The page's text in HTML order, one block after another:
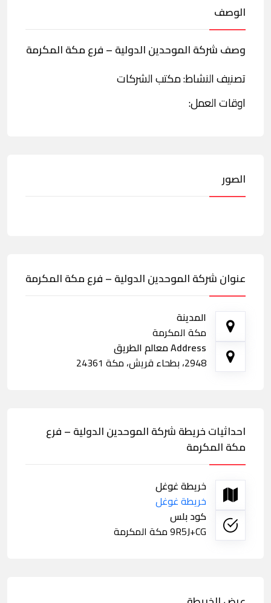
الوصف
وصف شركة الموحدين الدولية – فرع مكة المكرمة
تصنيف النشاط: مكتب الشركات
اوقات العمل:
الصور
عنوان شركة الموحدين الدولية – فرع مكة المكرمة
المدينة
مكة المكرمة
Address معالم الطريق
2948، بطحاء قريش، مكة 24361
احداثيات خريطة شركة الموحدين الدولية – فرع
مكة المكرمة
خريطة غوغل
خريطة غوغل
كود بلس
9R5J+CG مكة المكرمة